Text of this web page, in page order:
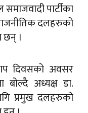
समाजवादी पार्टीका
दलहरुको
छन् ।
दिवसको अवसर
बोल्दै अध्यक्ष डा.
प्रमुख दलहरुको